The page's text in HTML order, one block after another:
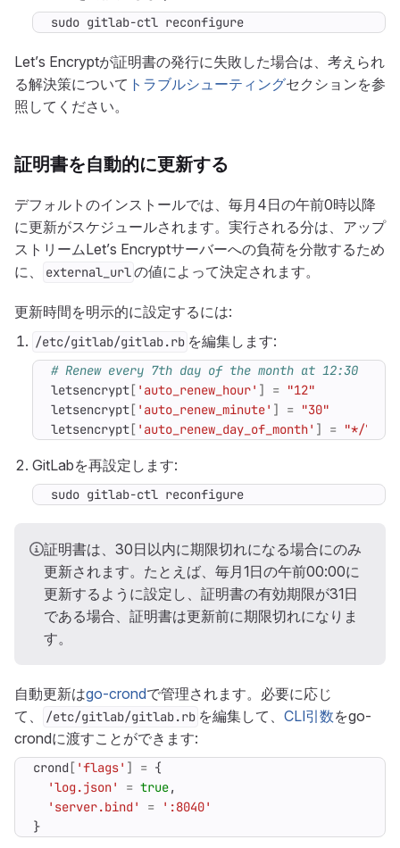
sudo gitlab-ctl reconfigure
Let’s Encryptが証明書の発行に失敗した場合は、考えられ
る解決策について トラブルシューティングセクションを参
照してください。
証明書を自動的に更新する
デフォルトのインストールでは、毎月4日の午前0時以降
に更新がスケジュールされます。実行される分は、アップ
ストリームLet’s Encryptサーバーへの負荷を分散するため
に、
external_urlの値によって決定されます。
更新時間を明示的に設定するには:
/etc/gitlab/gitlab.rb を編集します:
# Renew every 7th day of the month at 12:30
letsencrypt[ 'auto_renew_hour' ] = "12"
letsencrypt[ 'auto_renew_minute' ] = "30"
letsencrypt[ 'auto_renew_day_of_month' ] = "*/7"
GitLabを再設定します:
sudo gitlab-ctl reconfigure
証明書は、30日以内に期限切れになる場合にのみ
更新されます。たとえば、毎月1日の午前00:00に
更新するように設定し、証明書の有効期限が31日
である場合、証明書は更新前に期限切れになりま
す。
自動更新はgo-crondで管理されます。必要に応じ
て、
/etc/gitlab/gitlab.rb を編集して、 CLI引数をgo-
crondに渡すことができます:
crond [ 'flags' ] = {
'log.json'
= true,
'server.bind'
=
':8040'
}